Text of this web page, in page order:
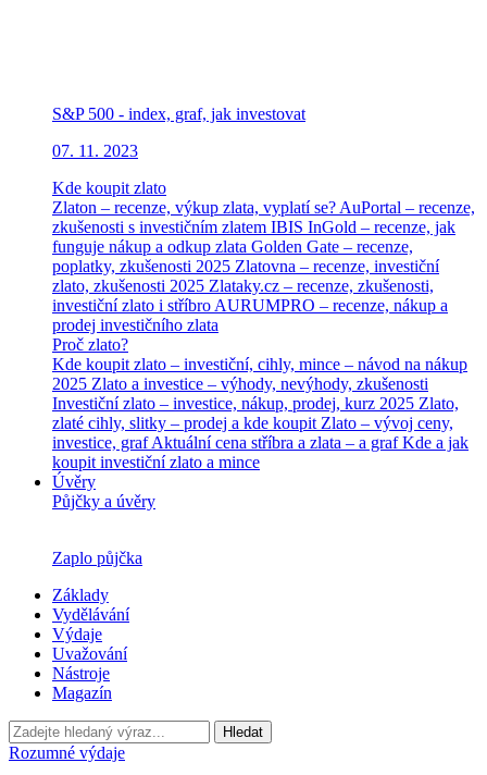
S&P 500 - index, graf, jak investovat
07. 11. 2023
Kde koupit zlato
Zlaton – recenze, výkup zlata, vyplatí se? AuPortal – recenze,
zkušenosti s investičním zlatem IBIS InGold – recenze, jak
funguje nákup a odkup zlata Golden Gate – recenze,
poplatky, zkušenosti 2025 Zlatovna – recenze, investiční
zlato, zkušenosti 2025 Zlataky.cz – recenze, zkušenosti,
investiční zlato i stříbro AURUMPRO – recenze, nákup a
prodej investičního zlata
Proč zlato?
Kde koupit zlato – investiční, cihly, mince – návod na nákup
2025 Zlato a investice – výhody, nevýhody, zkušenosti
Investiční zlato – investice, nákup, prodej, kurz 2025 Zlato,
zlaté cihly, slitky – prodej a kde koupit Zlato – vývoj ceny,
investice, grafAktuální cena stříbra a zlata – a grafKde a jak
koupit investiční zlato a mince
Úvěry
Půjčky a úvěry
Zaplo půjčka
Základy
Vydělávání
Výdaje
Uvažování
Nástroje
Magazín
Hledat
Rozumné výdaje